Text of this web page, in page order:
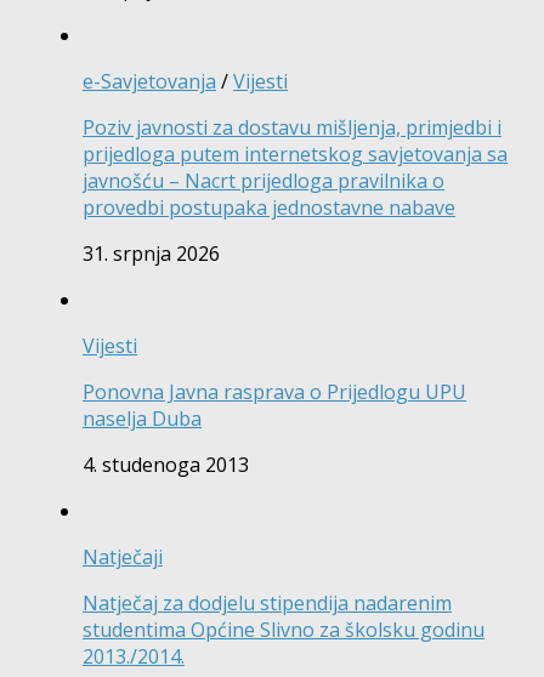
e-Savjetovanja /Vijesti
Poziv javnosti za dostavu mišljenja, primjedbi i
prijedloga putem internetskog savjetovanja sa
javnošću – Nacrt prijedloga pravilnika o
provedbi postupaka jednostavne nabave
31. srpnja 2026
Vijesti
Ponovna Javna rasprava o Prijedlogu UPU
naselja Duba
4. studenoga 2013
Natječaji
Natječaj za dodjelu stipendija nadarenim
studentima Općine Slivno za školsku godinu
2013./2014.